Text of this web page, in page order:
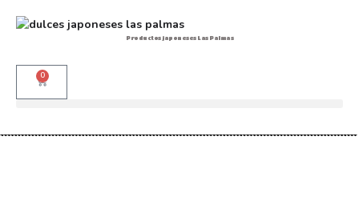
Productos japoneses Las Palmas
0